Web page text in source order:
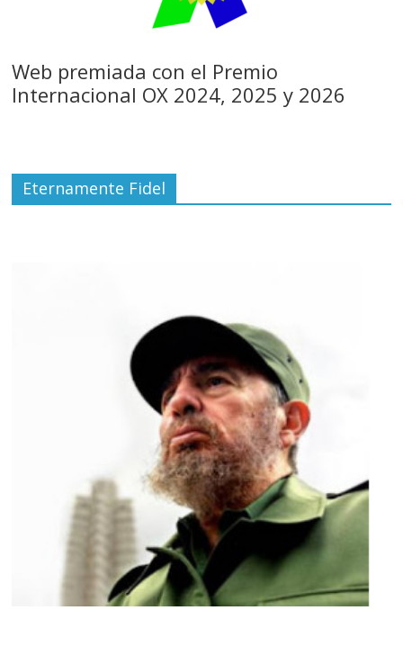
Web premiada con el Premio
Internacional OX 2024, 2025 y 2026
Eternamente Fidel